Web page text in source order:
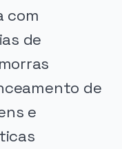
com
de
de
e